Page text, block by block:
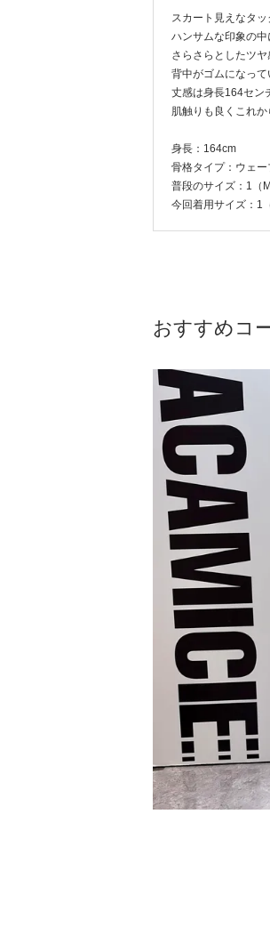
スカート見えなタッ
ハンサムな印象の中
さらさらとしたツ
背中がゴムになって
丈感は身長164セン
肌触りも良くこれ
身長：164cm
骨格タイプ：ウェー
普段のサイズ：1（
今回着用サイズ：1
おすすめコ